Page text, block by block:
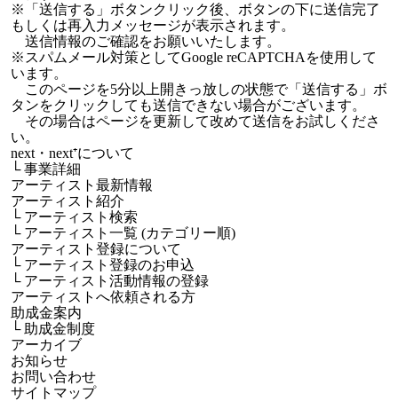
※「送信する」ボタンクリック後、ボタンの下に送信完了
もしくは再入力メッセージが表示されます。
送信情報のご確認をお願いいたします。
※スパムメール対策としてGoogle reCAPTCHAを使用して
います。
このページを5分以上開きっ放しの状態で「送信する」ボ
タンをクリックしても送信できない場合がございます。
その場合はページを更新して改めて送信をお試しくださ
い。
next・next⁺について
└事業詳細
アーティスト最新情報
アーティスト紹介
└ アーティスト検索
└ アーティスト一覧 (カテゴリー順)
アーティスト登録について
└ アーティスト登録のお申込
└ アーティスト活動情報の登録
アーティストへ依頼される方
助成金案内
└ 助成金制度
アーカイブ
お知らせ
お問い合わせ
サイトマップ